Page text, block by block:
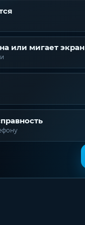
или мигает экран